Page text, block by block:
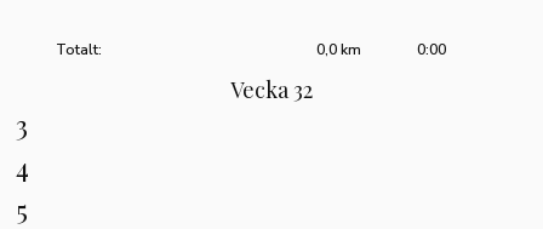
Totalt: 0:00
0,0 km
Vecka 32
3
4
5